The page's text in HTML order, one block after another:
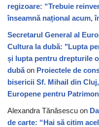
regizoare: “Trebuie
înseamnă național acum,
Secretarul General al
Cultura la dubă: "Lupta
și lupta pentru drepturile
dubăon Proiectele de
bisericii Sf. Mihail din
Europene pentru
Alexandra Tănăsescu on
de carte: “Hai să citim